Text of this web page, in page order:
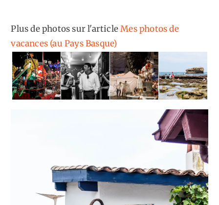
Plus de photos sur l'articleMes photos de
vacances (au Pays Basque)